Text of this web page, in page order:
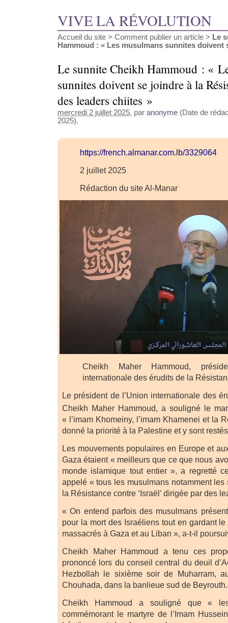
VIVE LA RÉVOLUTION
Accueil du site > Comment publier un article > Le
Hammoud : « Les musulmans sunnites doivent
Le sunnite Cheikh Hammoud : «
sunnites doivent se joindre à la
des leaders chiites »
mercredi 2 juillet 2025, par anonyme (Date de
2025).
https://french.almanar.com.lb/3329064
2 juillet 2025
Rédaction du site Al-Manar
Cheikh Maher Hammoud,
internationale des érudits de la
Le président de l’Union internationale des
Cheikh Maher Hammoud, a souligné le
« l’imam Khomeiny, l’imam Khamenei et la
donné la priorité à la Palestine et y sont
Les mouvements populaires en Europe et
Gaza étaient « meilleurs que ce que nous
monde islamique tout entier », a regretté
appelé « tous les musulmans notamment
la Résistance contre ‘Israël’ dirigée par des
« On entend parfois des musulmans
pour la mort des Israéliens tout en gardant
massacrés à Gaza et au Liban », a-t-il
Cheikh Maher Hammoud a tenu ces
prononcé lors du conseil central du deuil
Hezbollah le sixième soir de Muharram,
Chouhada, dans la banlieue sud de Beyrouth.
Cheikh Hammoud a souligné que «
commémorant le martyre de l’Imam